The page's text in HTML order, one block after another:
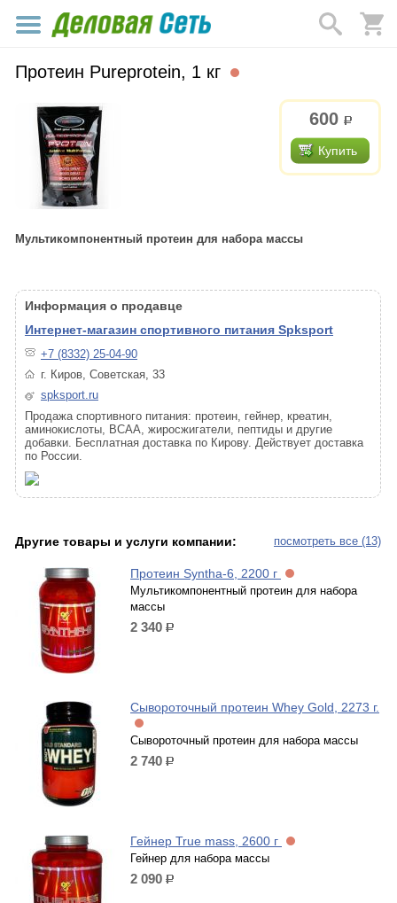
Протеин Pureprotein, 1 кг
600 р.
Купить
Мультикомпонентный протеин для набора массы
Информация о продавце
Интернет-магазин спортивного питания Spksport
+7 (8332) 25-04-90
г. Киров, Советская, 33
spksport.ru
Продажа спортивного питания: протеин, гейнер, креатин,
аминокислоты, BCAA, жиросжигатели, пептиды и другие
добавки. Бесплатная доставка по Кирову. Действует доставка
по России.
посмотреть все (13)
Другие товары и услуги компании:
Протеин Syntha-6, 2200 г
Мультикомпонентный протеин для набора
массы
2 340 р.
Сывороточный протеин Whey Gold, 2273 г.
Сывороточный протеин для набора массы
2 740 р.
Гейнер True mass, 2600 г
Гейнер для набора массы
2 090 р.